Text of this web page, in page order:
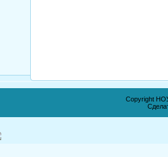
Copyright